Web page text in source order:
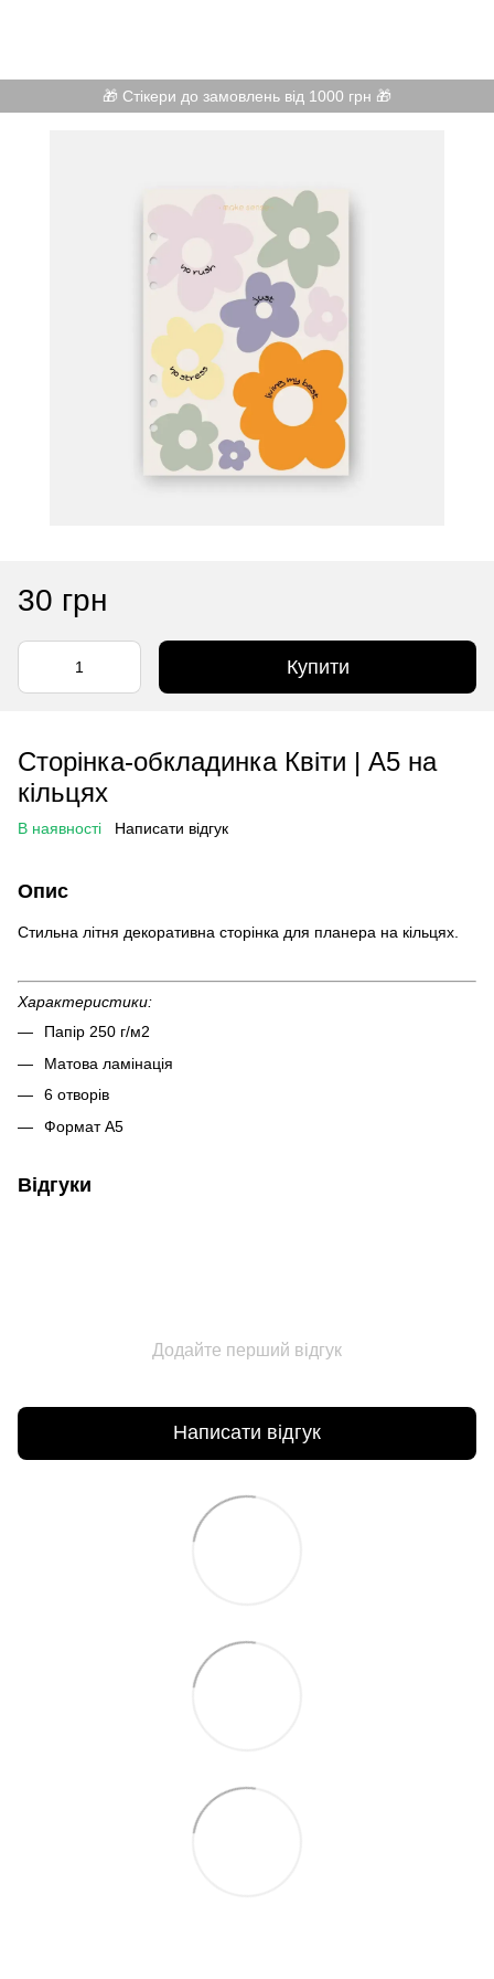
🎁 Стікери до замовлень від 1000 грн 🎁
30 грн
Купити
Сторінка-обкладинка Квіти | A5 на
кільцях
В наявності Написати відгук
Опис
Стильна літня декоративна сторінка для планера на кільцях.
Характеристики:
Папір 250 г/м2
Матова ламінація
6 отворів
Формат А5
Відгуки
Додайте перший відгук
Написати відгук